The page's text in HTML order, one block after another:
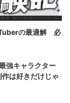
の最適解 必
強キャラクター
は好きだけじゃ